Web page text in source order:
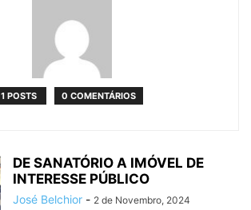
1 POSTS 0 COMENTÁRIOS
DE SANATÓRIO A IMÓVEL DE
INTERESSE PÚBLICO
José Belchior - 2 de Novembro, 2024